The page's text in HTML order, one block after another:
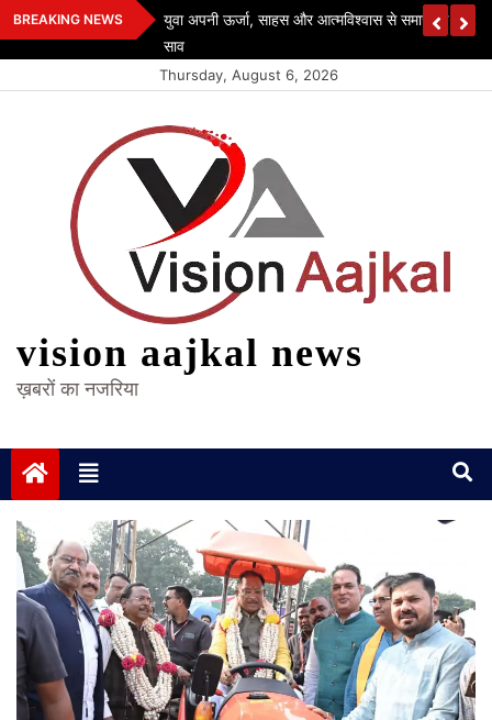
Skip
to
BREAKING NEWS
संग हुए सम्मिलित
युवा अपनी ऊर्जा, साहस और आत्मविश्वास से समाज के
साव
Thursday, August 6, 2026
vision aajkal news
ख़बरों का नजरिया